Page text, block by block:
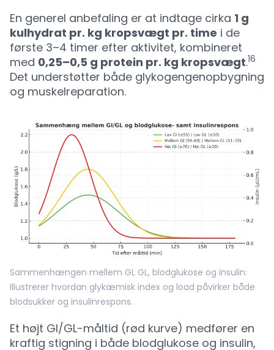
En generel anbefaling er at indtage cirka 1 g
kulhydrat pr. kg kropsvægt pr. time i de
første 3–4 timer efter aktivitet, kombineret
med 0,25–0,5 g protein pr. kg kropsvægt.16
Det understøtter både glykogengenopbygning
og muskelreparation.
Sammenhængen mellem GI, GL, blodglukose og insulin:
Illustrerer hvordan glykæmisk index og load påvirker både
blodsukker og insulinrespons.
Et højt GI/GL-måltid (rød kurve) medfører en
kraftig stigning i både blodglukose og insulin,